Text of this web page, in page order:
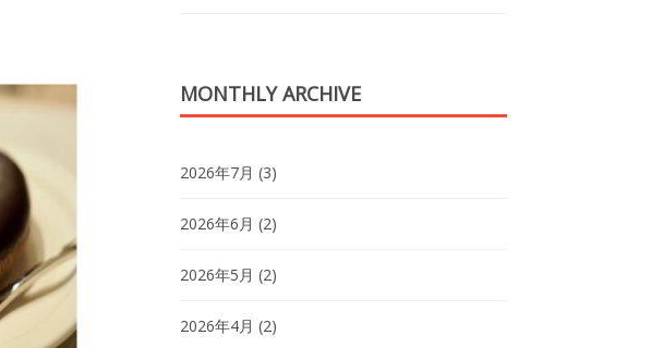
MONTHLY ARCHIVE
2026年7月 (3)
2026年6月 (2)
2026年5月 (2)
2026年4月 (2)